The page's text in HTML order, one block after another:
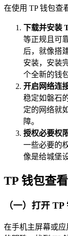
在使用 TP 钱包查
下载并安装
等正规且可
后，就像搭
安装，安装
个全新的钱
开启网络连
稳定如磐石
定的网络就
障。
授权必要权
一些必要的
像是给城堡
TP 钱包查
（一）打开 TP
在手机主屏幕或